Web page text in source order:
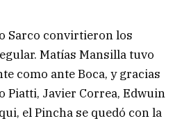
Sarco convirtieron los
Matías Mansilla tuvo
como ante Boca, y gracias
Piatti, Javier Correa, Edwuin
el Pincha se quedó con la